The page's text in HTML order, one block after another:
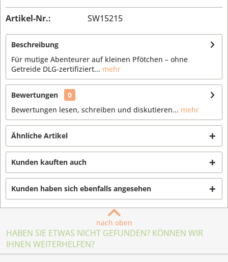
Artikel-Nr.: SW15215
Beschreibung
Für mutige Abenteurer auf kleinen Pfötchen – ohne
Getreide DLG-zertifiziert... mehr
Bewertungen
0
Bewertungen lesen, schreiben und diskutieren... mehr
Ähnliche Artikel
Kunden kauften auch
Kunden haben sich ebenfalls angesehen
nach oben
HABEN SIE ETWAS NICHT GEFUNDEN? KÖNNEN WIR
IHNEN WEITERHELFEN?